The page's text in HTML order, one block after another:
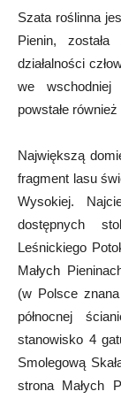
Szata roślinna
Pienin,
działalności
we wschodniej
powstałe
Największą
fragment lasu
Wysokiej.
dostępnych
Leśnickiego
Małych
(w Polsce
północnej
stanowisko 4
Smolegową
strona Małych